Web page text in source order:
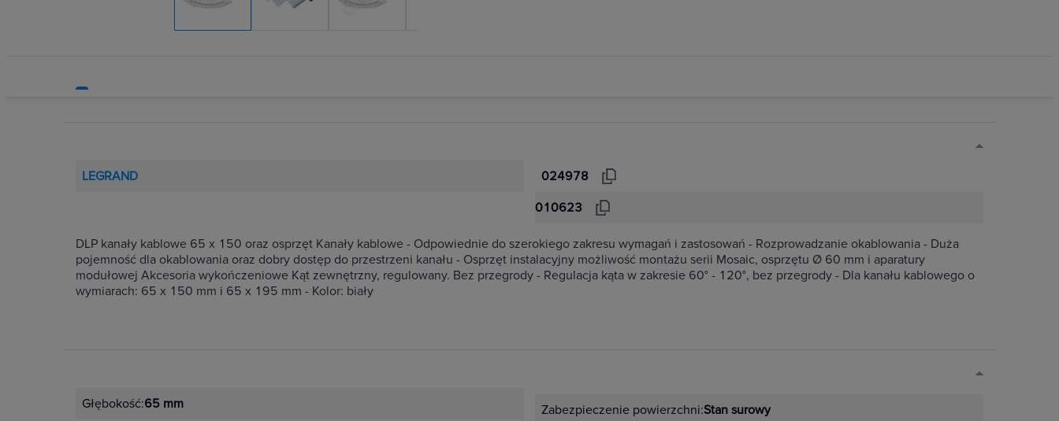
LEGRAND
024978
010623
DLP kanały kablowe 65 x 150 oraz osprzęt Kanały kablowe - Odpowiednie do szerokiego zakresu wymagań i zastosowań - Rozprowadzanie okablowania - Duża
pojemność dla okablowania oraz dobry dostęp do przestrzeni kanału - Osprzęt instalacyjny możliwość montażu serii Mosaic, osprzętu Ø 60 mm i aparatury
modułowej Akcesoria wykończeniowe Kąt zewnętrzny, regulowany. Bez przegrody - Regulacja kąta w zakresie 60° - 120°, bez przegrody - Dla kanału kablowego o
wymiarach: 65 x 150 mm i 65 x 195 mm - Kolor: biały
Głębokość:65 mm
Zabezpieczenie powierzchni:Stan surowy